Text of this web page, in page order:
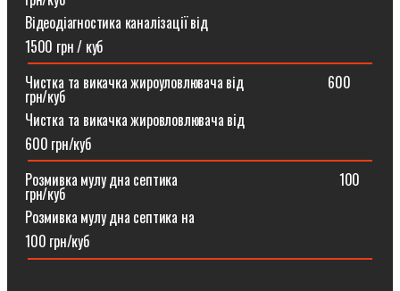
Відеодіагностика каналізації від
1500 грн / куб
Чистка та викачка жироуловлювача від⠀⠀⠀⠀⠀⠀⠀⠀600
грн/куб
Чистка та викачка жировловлювача від
600 грн/куб
Розмивка мулу дна септика ⠀⠀⠀⠀⠀⠀⠀⠀⠀⠀⠀⠀⠀⠀⠀100
грн/куб
Розмивка мулу дна септика на
100 грн/куб